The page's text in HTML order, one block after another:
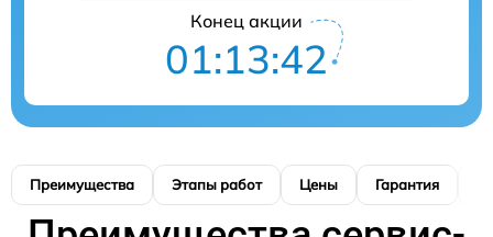
Конец акции
01:13:41
Преимущества Этапы работ Цены Гарантия